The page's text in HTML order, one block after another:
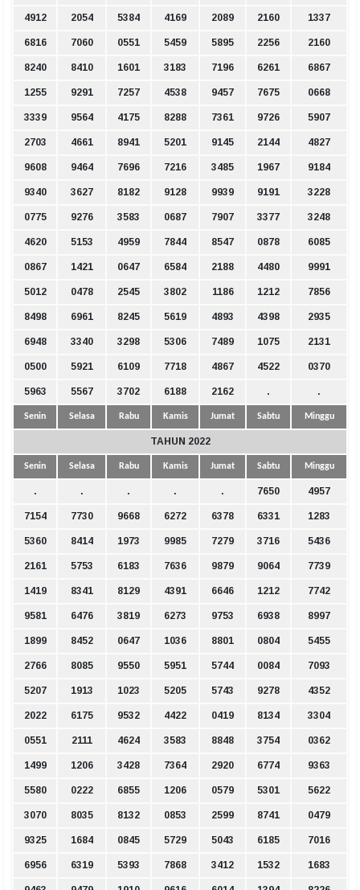
4912 2054 5384 4169 2089 2160 1337
6816 7060 0551 5459 5895 2256 2160
8240 8410 1601 3183 7196 6261 6867
1255 9291 7257 4538 9457 7675 0668
3339 9564 4175 8288 7361 9726 5907
2703 4661 8941 5201 9145 2144 4827
9608 9464 7696 7216 3485 1967 9184
9340 3627 8182 9128 9939 9191 3228
0775 9276 3583 0687 7907 3377 3248
4620 5153 4959 7844 8547 0878 6085
0867 1421 0647 6584 2188 4480 9991
5012 0478 2545 3802 1186 1212 7856
8498 6961 8245 5619 4893 4398 2935
6948 3340 3298 5306 7489 1075 2131
0500 5921 6109 7718 4867 4522 0370
5963 5567 3702 6188 2162 . .
Senin Selasa Rabu Kamis Jumat Sabtu Minggu
TAHUN 2022
Senin Selasa Rabu Kamis Jumat Sabtu Minggu
. . . . . 7650 4957
7154 7730 9668 6272 6378 6331 1283
5360 8414 1973 9985 7279 3716 5436
2161 5753 6183 7636 9879 9064 7739
1419 8341 8129 4391 6646 1212 7742
9581 6476 3819 6273 9753 6938 8997
1899 8452 0647 1036 8801 0804 5455
2766 8085 9550 5951 5744 0084 7093
5207 1913 1023 5205 5743 9278 4352
2022 6175 9532 4422 0419 8134 3304
0551 2111 4624 3583 8848 3754 0362
1499 1206 3428 7364 2920 6774 9363
5580 0222 6855 1206 0579 5301 5622
3070 8035 8132 0853 2599 8741 0479
9325 1684 0845 5729 5043 6185 7016
6956 6319 5393 7868 3412 1532 1683